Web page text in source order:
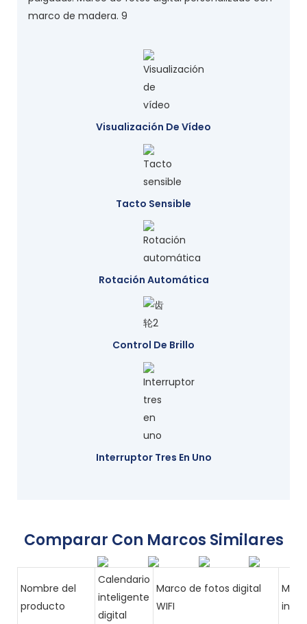
Visualización De Vídeo
Tacto Sensible
Rotación Automática
Control De Brillo
Interruptor Tres En Uno
Comparar Con Marcos Similares
Nombre del
producto
Calendario
inteligente
digital
Marco de fotos digital
WIFI